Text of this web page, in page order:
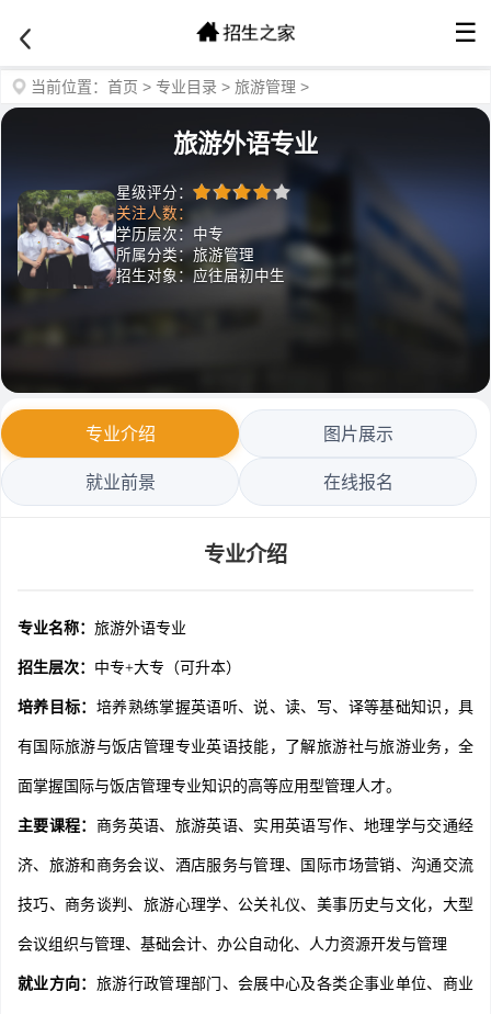
☰
当前位置： 首页 > 专业目录 > 旅游管理 >
旅游外语专业
星级评分：
关注人数：
学历层次：中专
所属分类：旅游管理
招生对象：应往届初中生
专业介绍 图片展示
就业前景 在线报名
专业介绍
专业名称： 旅游外语专业
招生层次： 中专+大专（可升本）
培养目标： 培养熟练掌握英语听、说、读、写、译等基础知识，具
有国际旅游与饭店管理专业英语技能，了解旅游社与旅游业务，全
面掌握国际与饭店管理专业知识的高等应用型管理人才。
主要课程： 商务英语、旅游英语、实用英语写作、地理学与交通经
济、旅游和商务会议、酒店服务与管理、国际市场营销、沟通交流
技巧、商务谈判、旅游心理学、公关礼仪、美事历史与文化，大型
会议组织与管理、基础会计、办公自动化、人力资源开发与管理
就业方向： 旅游行政管理部门、会展中心及各类企事业单位、商业